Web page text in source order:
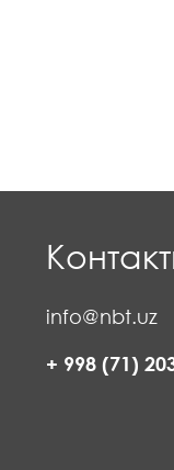
info@nbt.uz
+ 998 (71)